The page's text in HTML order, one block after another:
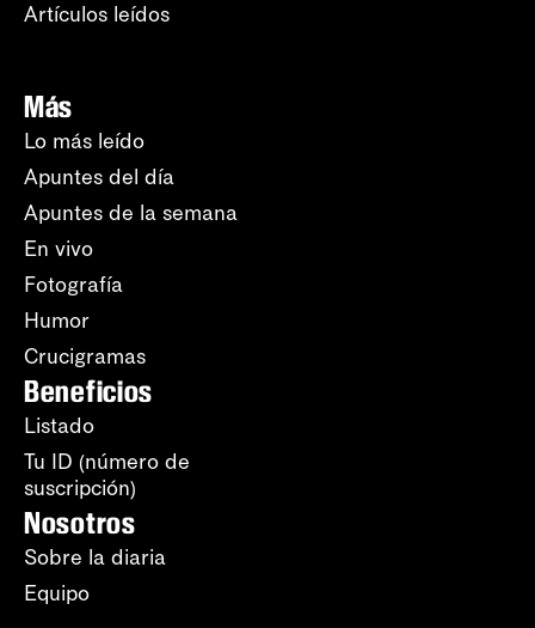
Artículos leídos
Más
Lo más leído
Apuntes del día
Apuntes de la semana
En vivo
Fotografía
Humor
Crucigramas
Beneficios
Listado
Tu ID (número de
suscripción)
Nosotros
Sobre la diaria
Equipo